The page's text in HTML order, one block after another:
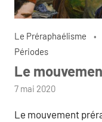
Le Préraphaélisme
Périodes
Le
par
7 mai 2020
Le mouvement